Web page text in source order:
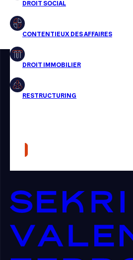
Droit immobilier
Restructuring
Presse
Aucun résultats pour cette recherche